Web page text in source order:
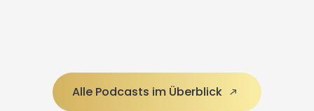
Alle Podcasts im Überblick